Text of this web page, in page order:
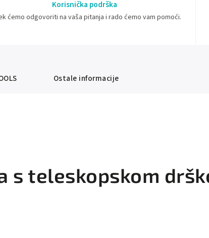
Korisnička podrška
ćemo odgovoriti na vaša pitanja i rado ćemo vam pomoći.
Ostale informacije
s teleskopskom